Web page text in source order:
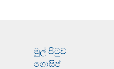
මුල් පිටුව
ගොසිප්